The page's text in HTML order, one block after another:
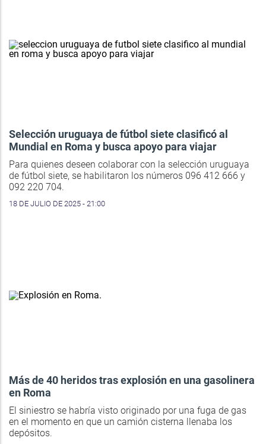
Selección uruguaya de fútbol siete clasificó al
Mundial en Roma y busca apoyo para viajar
Para quienes deseen colaborar con la selección uruguaya
de fútbol siete, se habilitaron los números 096 412 666 y
092 220 704.
18 DE JULIO DE 2025 - 21:00
Más de 40 heridos tras explosión en una gasolinera
en Roma
El siniestro se habría visto originado por una fuga de gas
en el momento en que un camión cisterna llenaba los
depósitos.